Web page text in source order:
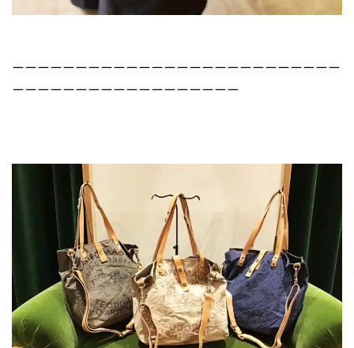
ーーーーーーーーーーーーーーーーーーーーーーーーーー
ーーーーーーーーーーーーーーーーーー